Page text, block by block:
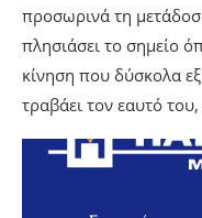
προσωρινά τη
πλησιάσει το σημείο
κίνηση που δύσκολα
τραβάει τον εαυτό